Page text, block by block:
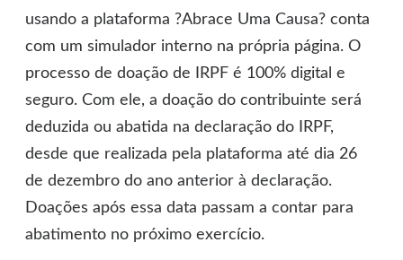
usando a plataforma ?Abrace Uma Causa? conta
com um simulador interno na própria página. O
processo de doação de IRPF é 100% digital e
seguro. Com ele, a doação do contribuinte será
deduzida ou abatida na declaração do IRPF,
desde que realizada pela plataforma até dia 26
de dezembro do ano anterior à declaração.
Doações após essa data passam a contar para
abatimento no próximo exercício.